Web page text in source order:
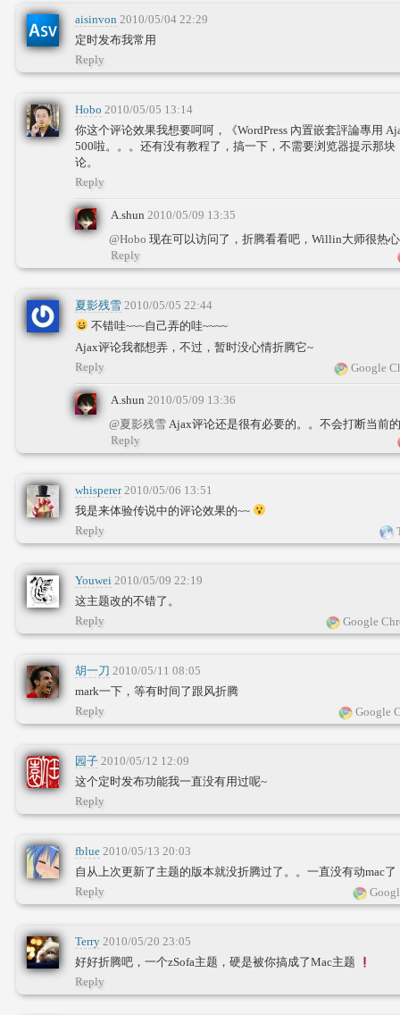
aisinvon 2010/05/04 22:29
定时发布我常用
Reply
Hobo 2010/05/05 13:14
你这个评论效果我想要呵呵，《WordPress 內置嵌套評論專用
500啦。。。还有没有教程了，搞一下，不需要浏览器提示那
论。
Reply
A.shun 2010/05/09 13:35
@Hobo 现在可以访问了，折腾看看吧，Willin大师很热
Reply
夏影残雪 2010/05/05 22:44
不错哇~~~自己弄的哇~~~~
Ajax评论我都想弄，不过，暂时没心情折腾它~
Google
Reply
A.shun 2010/05/09 13:36
@夏影残雪 Ajax评论还是很有必要的。。不会打断当前
Reply
whisperer 2010/05/06 13:51
我是来体验传说中的评论效果的~~
Reply
Youwei 2010/05/09 22:19
这主题改的不错了。
Google
Reply
胡一刀 2010/05/11 08:05
mark一下，等有时间了跟风折腾
Google
Reply
园子 2010/05/12 12:09
这个定时发布功能我一直没有用过呢~
Reply
fblue 2010/05/13 20:03
自从上次更新了主题的版本就没折腾过了。。一直没有动mac
Reply
Terry 2010/05/20 23:05
好好折腾吧，一个zSofa主题，硬是被你搞成了Mac主题
Reply